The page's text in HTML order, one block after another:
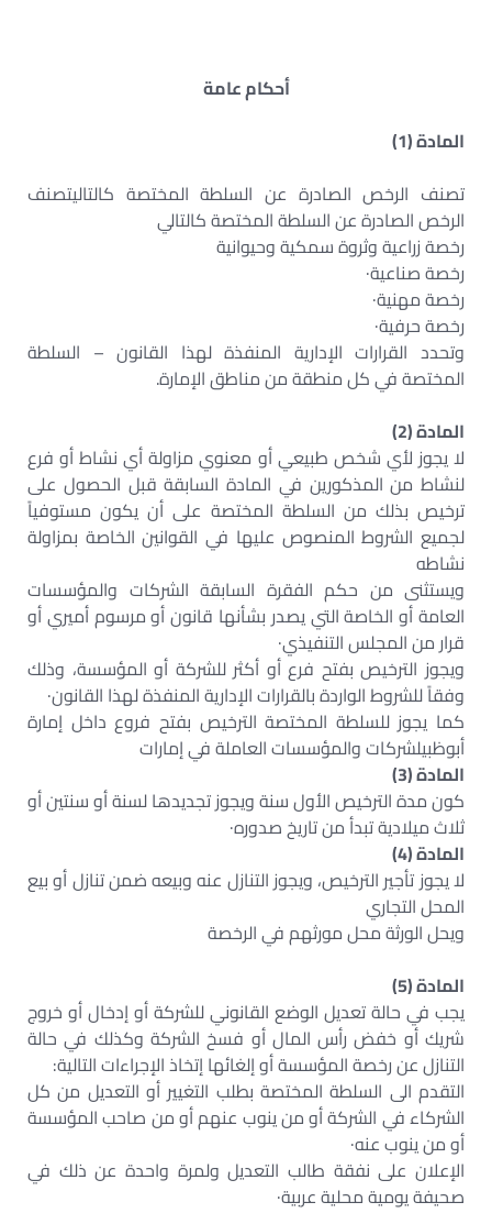
أحكام عامة
المادة (1)
تصنف الرخص الصادرة عن السلطة المختصة كالتاليتصنف
الرخص الصادرة عن السلطة المختصة كالتالي
رخصة زراعية وثروة سمكية وحيوانية
رخصة صناعية·
رخصة مهنية·
رخصة حرفية·
وتحدد القرارات الإدارية المنفذة لهذا القانون – السلطة
المختصة في كل منطقة من مناطق الإمارة.
المادة (2)
لا يجوز لأي شخص طبيعي أو معنوي مزاولة أي نشاط أو فرع
لنشاط من المذكورين في المادة السابقة قبل الحصول على
ترخيص بذلك من السلطة المختصة على أن يكون مستوفياً
لجميع الشروط المنصوص عليها في القوانين الخاصة بمزاولة
نشاطه
ويستثنى من حكم الفقرة السابقة الشركات والمؤسسات
العامة أو الخاصة التي يصدر بشأنها قانون أو مرسوم أميري أو
قرار من المجلس التنفيذي·
ويجوز الترخيص بفتح فرع أو أكثر للشركة أو المؤسسة، وذلك
وفقاً للشروط الواردة بالقرارات الإدارية المنفذة لهذا القانون·
كما يجوز للسلطة المختصة الترخيص بفتح فروع داخل إمارة
أبوظبيلشركات والمؤسسات العاملة في إمارات
المادة (3)
كون مدة الترخيص الأول سنة ويجوز تجديدها لسنة أو سنتين أو
ثلاث ميلادية تبدأ من تاريخ صدوره·
المادة (4)
لا يجوز تأجير الترخيص، ويجوز التنازل عنه وبيعه ضمن تنازل أو بيع
المحل التجاري
ويحل الورثة محل مورثهم في الرخصة
المادة (5)
يجب في حالة تعديل الوضع القانوني للشركة أو إدخال أو خروج
شريك أو خفض رأس المال أو فسخ الشركة وكذلك في حالة
التنازل عن رخصة المؤسسة أو إلغائها إتخاذ الإجراءات التالية:
التقدم الى السلطة المختصة بطلب التغيير أو التعديل من كل
الشركاء في الشركة أو من ينوب عنهم أو من صاحب المؤسسة
أو من ينوب عنه·
الإعلان على نفقة طالب التعديل ولمرة واحدة عن ذلك في
صحيفة يومية محلية عربية·